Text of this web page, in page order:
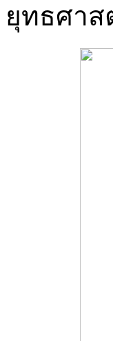
ยุทธศา